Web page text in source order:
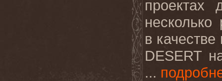
проектах
несколько
в качестве
DESERT
...